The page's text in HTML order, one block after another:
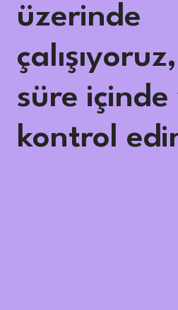
üzerinde
süre
kontrol